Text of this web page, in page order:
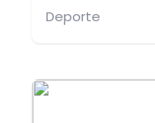
Deporte